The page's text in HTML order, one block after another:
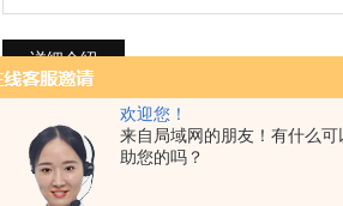
欢迎您！
来自局域网的朋友！有什么可
助您的吗？
详细介绍
91-941-22 18件套
史丹利91-941-22 产品说明
18件套6.3MM,12.5MM系列花形旋具套筒组套
史丹利91-941-22
• 6件6.3mm系列花形旋具套筒:T-10, T-15, T-